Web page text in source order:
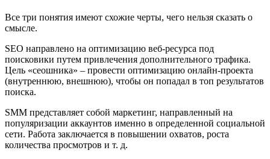
Все три понятия имеют схожие черты, чего нельзя сказать о
смысле.
SEO направлено на оптимизацию веб-ресурса под
поисковики путем привлечения дополнительного трафика.
Цель «сеошника» – провести оптимизацию онлайн-проекта
(внутреннюю, внешнюю), чтобы он попадал в топ результатов
поиска.
SMM представляет собой маркетинг, направленный на
популяризации аккаунтов именно в определенной социальной
сети. Работа заключается в повышении охватов, роста
количества просмотров и т. д.